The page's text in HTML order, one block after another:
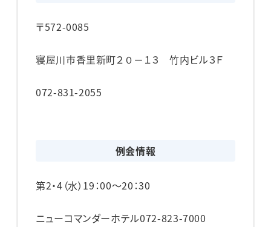
〒572-0085
寝屋川市香里新町２０－１３ 竹内ビル３Ｆ
072-831-2055
例会情報
第2・4（水） 19：00～20：30
ニューコマンダーホテル072-823-7000